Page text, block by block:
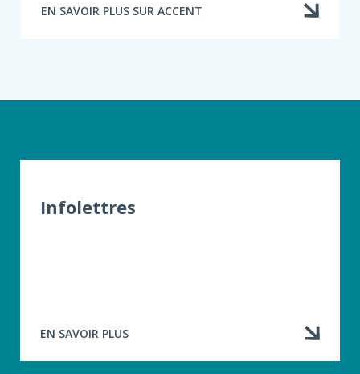
EN SAVOIR PLUS SUR ACCENT
Infolettres
EN SAVOIR PLUS
À